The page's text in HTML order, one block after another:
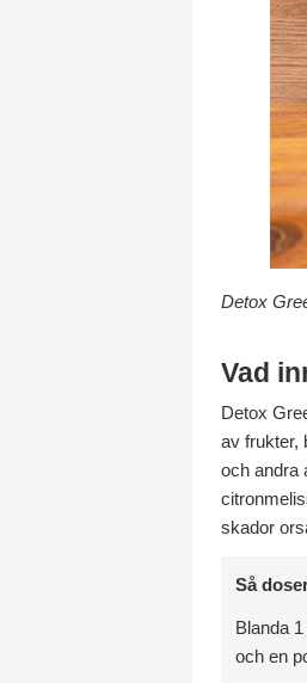
Detox
Vad
Detox
av frukter,
och andra
skador
Så
Blanda
och en